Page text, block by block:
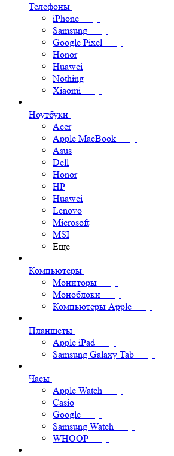
Телефоны
iPhone
Samsung
Google Pixel
Honor
Huawei
Nothing
Xiaomi
Ноутбуки
Acer
Apple MacBook
Asus
Dell
Honor
HP
Huawei
Lenovo
Microsoft
MSI
Еще
Компьютеры
Мониторы
Моноблоки
Компьютеры Apple
Планшеты
Apple iPad
Samsung Galaxy Tab
Часы
Apple Watch
Casio
Google
Samsung Watch
WHOOP